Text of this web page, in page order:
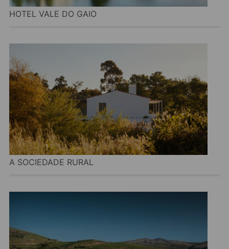
HOTEL VALE DO GAIO
A SOCIEDADE RURAL